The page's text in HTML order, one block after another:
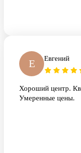
Е Евгений
Хороший центр.
Умеренные цены.